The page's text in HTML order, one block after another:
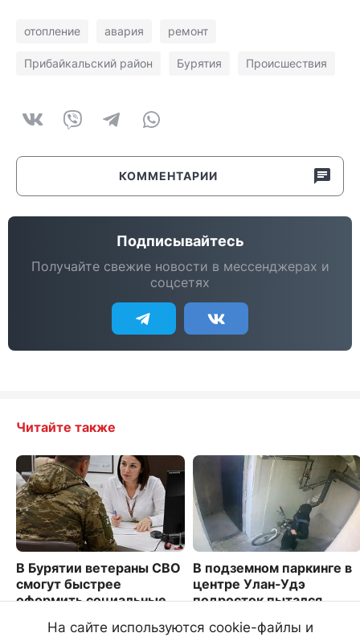
отопление авария ремонт
Прибайкальский район Бурятия Происшествия
КОММЕНТАРИИ
Подписывайтесь
Получайте свежие новости в мессенджерах и
соцсетях
Читайте также
В Бурятии ветераны СВО
смогут быстрее
оформить социальные
В подземном паркинге в
центре Улан-Удэ
подросток пытался
На сайте используются cookie-файлы и